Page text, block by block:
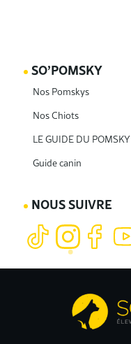
SO’POMSKY
Nos Pomskys
Nos Chiots
LE GUIDE DU POMSKY
Guide canin
NOUS SUIVRE